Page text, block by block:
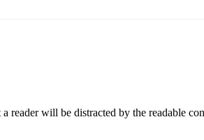
reader will be distracted by the readable